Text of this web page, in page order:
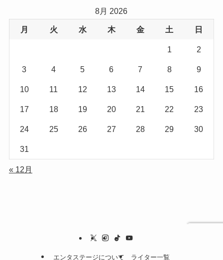
8月 2026
月 火 水 木 金 土 日
1 2
3 4 5 6 7 8 9
10 11 12 13 14 15 16
17 18 19 20 21 22 23
24 25 26 27 28 29 30
31
« 12月
エンタステージについて ライター一覧